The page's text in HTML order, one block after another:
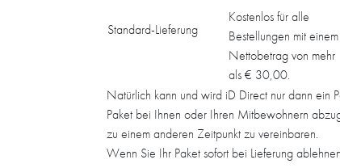
Standard-Lieferung
Kostenlos für alle
Bestellungen mit einem
Nettobetrag von mehr
als € 30,00.
Natürlich kann und wird iD Direct nur dann ein
Paket bei Ihnen oder Ihren Mitbewohnern
zu einem anderen Zeitpunkt zu vereinbaren.
Wenn Sie Ihr Paket sofort bei Lieferung